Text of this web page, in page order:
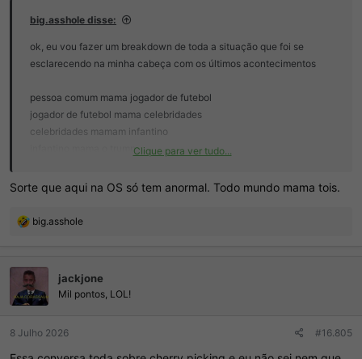
big.asshole disse:
ok, eu vou fazer um breakdown de toda a situação que foi se
esclarecendo na minha cabeça com os últimos acontecimentos
pessoa comum mama jogador de futebol
jogador de futebol mama celebridades
celebridades mamam infantino
infantino mama o trump
illuminatis mamam o messi (por isso que estão armando toda essa
messi mama ronaldinho gaucho
o ciclo se fecha excluindo as pessoas comuns
ninguém mama a gente
Clique para ver tudo...
Sorte que aqui na OS só tem anormal. Todo mundo mama tois.
R
ç
õ
e
s
big.asshole
jackjone
Mil pontos, LOL!
8 Julho 2026 #16.805